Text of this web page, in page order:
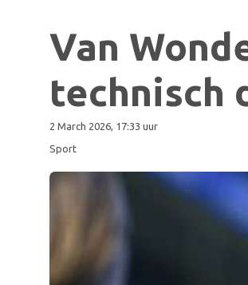
Van
technisch
2 March 2026, 17:33 uur
Sport